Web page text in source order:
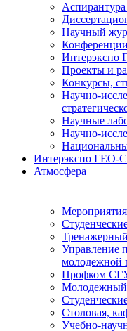
Научный
Интерэкспо
Проекты и
Конкурсы,
Научно-
Научные
Научно-
Интерэкспо ГЕО-
Атмосфера
Мероприятия
Управление
молодежной
Профком
Столовая,
Учебно-